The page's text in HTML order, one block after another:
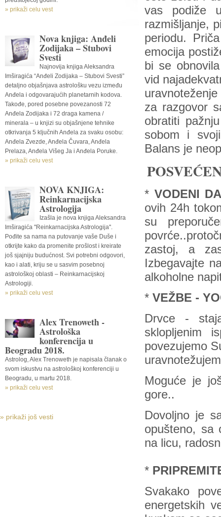
» prikaži celu vest
Nova knjiga: Anđeli
Zodijaka – Stubovi
Svesti
Najnovija knjiga Aleksandra
Imširagića “Anđeli Zodijaka – Stubovi Svesti”
detaljno objašnjava astrološku vezu između
Anđela i odgovarajućih planetarnih kodova.
Takođe, pored posebne povezanosti 72
Anđela Zodijaka i 72 draga kamena /
minerala – u knjizi su objašnjene tehnike
otkrivanja 5 ključnih Anđela za svaku osobu:
Anđela Zvezde, Anđela Čuvara, Anđela
Prelaza, Anđela Višeg Ja i Anđela Poruke.
» prikaži celu vest
NOVA KNJIGA:
Reinkarnacijska
Astrologija
Izašla je nova knjiga Aleksandra
Imširagića ''Reinkarnacijska Astrologija''.
Pođite sa nama na putovanje vaše Duše i
otkrijte kako da promenite prošlost i kreirate
još sjajniju budućnost. Svi potrebni odgovori,
kao i alati, kriju se u sasvim posebnoj
astrološkoj oblasti – Reinkarnacijskoj
Astrologiji.
» prikaži celu vest
Alex Trenoweth -
Astrološka
konferencija u
Beogradu 2018.
Astrolog, Alex Trenoweth je napisala članak o
svom iskustvu na astrološkoj konferenciji u
Beogradu, u martu 2018.
» prikaži celu vest
» prikaži još vesti
vas podiže
razmišljanje,
periodu.
emocija
bi se
vid
za razgovor
obratiti
sobom i
Balans je
* VODENI
ovih 24h
su
zastoj, a
Izbegavajte
alkoholne
* VEŽBE -
Drvce -
sklopljenim
povezujemo
Moguće je
gore..
Dovoljno je
opušteno, sa
na licu,
*
Svakako
energetskih